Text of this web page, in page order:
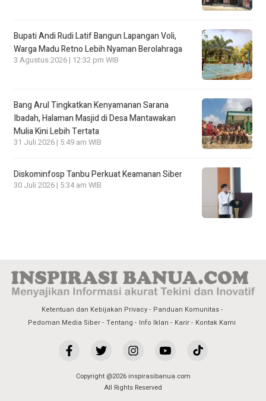
Bupati Andi Rudi Latif Bangun Lapangan Voli,
Warga Madu Retno Lebih Nyaman Berolahraga
3 Agustus 2026 | 12:32 pm WIB
Bang Arul Tingkatkan Kenyamanan Sarana
Ibadah, Halaman Masjid di Desa Mantawakan
Mulia Kini Lebih Tertata
31 Juli 2026 | 5:49 am WIB
Diskominfosp Tanbu Perkuat Keamanan Siber
30 Juli 2026 | 5:34 am WIB
Ketentuan dan Kebijakan Privacy
Panduan Komunitas
Pedoman Media Siber Tentang Info Iklan Karir Kontak Kami
Copyright @2026 inspirasibanua.com
All Rights Reserved